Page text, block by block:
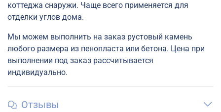
коттеджа снаружи. Чаще всего применяется для
отделки углов дома.
Мы можем выполнить на заказ рустовый камень
любого размера из пенопласта или бетона. Цена при
выполнении под заказ рассчитывается
индивидуально.
Отзывы